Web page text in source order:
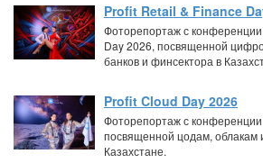
Profit Retail & Finance
Фоторепортаж с
Day 2026, посвященной
банков и финсектора в
Profit Cloud Day 2026
Фоторепортаж с
посвященной цодам,
Казахстане.